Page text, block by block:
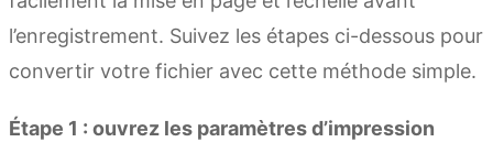
l’enregistrement. Suivez les étapes ci-dessous pour
convertir votre fichier avec cette méthode simple.
Étape 1 : ouvrez les paramètres d’impression